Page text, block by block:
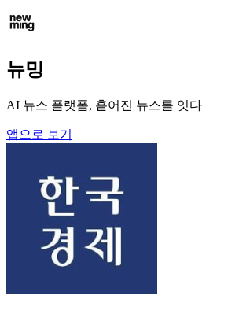
뉴밍
AI 뉴스 플랫폼, 흩어진 뉴스를 잇다
앱으로 보기